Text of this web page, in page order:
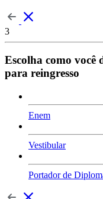
3
Escolha como você
para reingresso
Enem
Vestibular
Portador de